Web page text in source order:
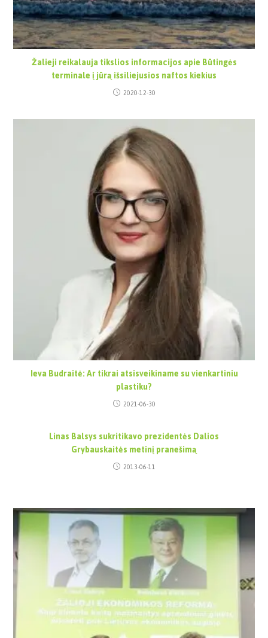
Žalieji reikalauja tikslios informacijos apie Būtingės
terminale į jūrą išsiliejusios naftos kiekius
2020-12-30
Ieva Budraitė: Ar tikrai atsisveikiname su vienkartiniu
plastiku?
2021-06-30
Linas Balsys sukritikavo prezidentės Dalios
Grybauskaitės metinį pranešimą
2013-06-11